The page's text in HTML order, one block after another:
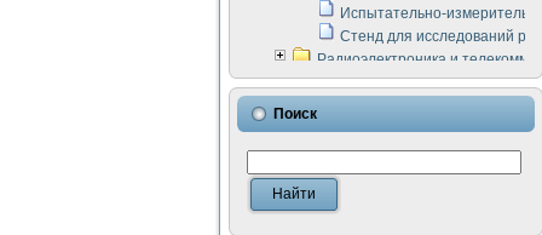
Испытательно-
Стенд для исследований
Радиоэлектроника и
LabVIEW в расчетах
Аппаратно-программный
Виртуальный лабораторный
Измерение шумовых
Измерительный
Инструменты для
Инструменты для
Поиск